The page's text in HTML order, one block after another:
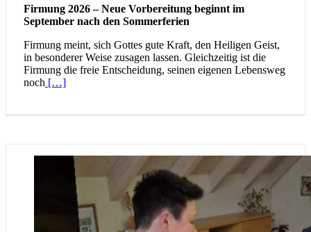
Firmung 2026 – Neue Vorbereitung beginnt im
September nach den Sommerferien
Firmung meint, sich Gottes gute Kraft, den Heiligen Geist,
in besonderer Weise zusagen lassen. Gleichzeitig ist die
Firmung die freie Entscheidung, seinen eigenen Lebensweg
noch […]